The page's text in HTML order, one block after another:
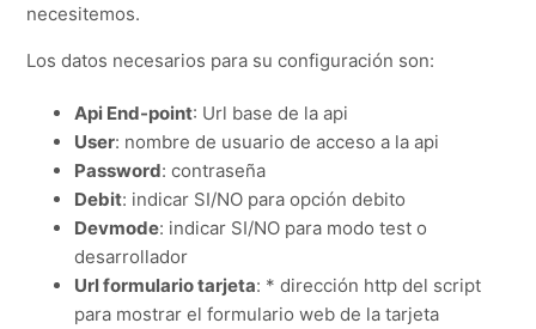
necesitemos.
Los datos necesarios para su configuración son:
Api End-point: Url base de la api
User: nombre de usuario de acceso a la api
Password: contraseña
Debit: indicar SI/NO para opción debito
Devmode: indicar SI/NO para modo test o
desarrollador
Url formulario tarjeta: * dirección http del script
para mostrar el formulario web de la tarjeta